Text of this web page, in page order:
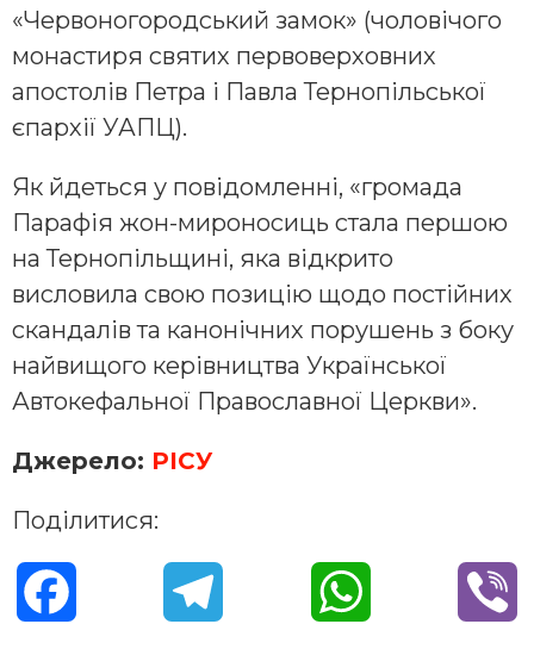
«Червоногородський замок» (чоловічого
монастиря святих первоверховних
апостолів Петра і Павла Тернопільської
єпархії УАПЦ).
Як йдеться у повідомленні, «громада
Парафія жон-мироносиць стала першою
на Тернопільщині, яка відкрито
висловила свою позицію щодо постійних
скандалів та канонічних порушень з боку
найвищого керівництва Української
Автокефальної Православної Церкви».
Джерело: РІСУ
Поділитися: